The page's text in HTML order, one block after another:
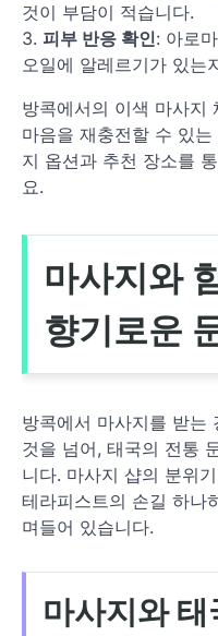
것이 부담이 적습니다.
3. 피부 반응 확인: 아로
오일에 알레르기가 있는
방콕에서의 이색 마사지
마음을 재충전할 수 있
지 옵션과 추천 장소를
요.
마사지와
향기로운
방콕에서 마사지를 받는
것을 넘어, 태국의 전통
니다. 마사지 샵의 분위
테라피스트의 손길 하나
며들어 있습니다.
마사지와 태